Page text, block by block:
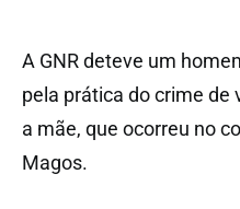
A GNR deteve um
pela prática do crime
a mãe, que ocorreu no
Magos.